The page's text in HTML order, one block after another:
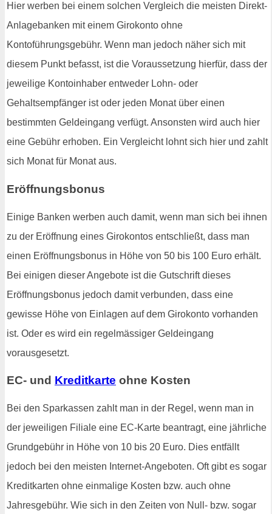
Hier werben bei einem solchen Vergleich die meisten Direkt-
Anlagebanken mit einem Girokonto ohne
Kontoführungsgebühr. Wenn man jedoch näher sich mit
diesem Punkt befasst, ist die Voraussetzung hierfür, dass der
jeweilige Kontoinhaber entweder Lohn- oder
Gehaltsempfänger ist oder jeden Monat über einen
bestimmten Geldeingang verfügt. Ansonsten wird auch hier
eine Gebühr erhoben. Ein Vergleicht lohnt sich hier und zahlt
sich Monat für Monat aus.
Eröffnungsbonus
Einige Banken werben auch damit, wenn man sich bei ihnen
zu der Eröffnung eines Girokontos entschließt, dass man
einen Eröffnungsbonus in Höhe von 50 bis 100 Euro erhält.
Bei einigen dieser Angebote ist die Gutschrift dieses
Eröffnungsbonus jedoch damit verbunden, dass eine
gewisse Höhe von Einlagen auf dem Girokonto vorhanden
ist. Oder es wird ein regelmässiger Geldeingang
vorausgesetzt.
EC- und Kreditkarte ohne Kosten
Bei den Sparkassen zahlt man in der Regel, wenn man in
der jeweiligen Filiale eine EC-Karte beantragt, eine jährliche
Grundgebühr in Höhe von 10 bis 20 Euro. Dies entfällt
jedoch bei den meisten Internet-Angeboten. Oft gibt es sogar
Kreditkarten ohne einmalige Kosten bzw. auch ohne
Jahresgebühr. Wie sich in den Zeiten von Null- bzw. sogar